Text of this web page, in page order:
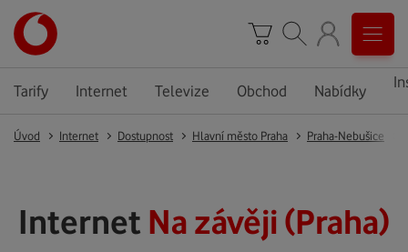
Tarify Internet Televize Obchod Nabídky
Úvod Internet Dostupnost Hlavní město Praha Praha-Nebušice
Internet Na závěji (Praha)